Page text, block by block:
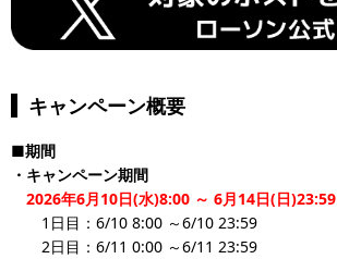
キャンペーン概要
■期間
・キャンペーン期間
2026年6月10日(水)8:00 ～ 6月14日(日)23:59
1日目：6/10 8:00 ～6/10 23:59
2日目：6/11 0:00 ～6/11 23:59